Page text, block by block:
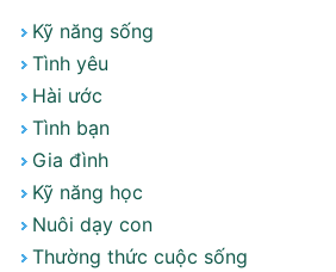
Kỹ năng sống
Tình yêu
Hài ước
Tình bạn
Gia đình
Kỹ năng học
Nuôi dạy con
Thường thức cuộc sống